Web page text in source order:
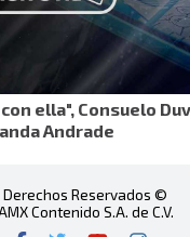
ella", Consuelo
Andrade
Derechos Reservados ©
Contenido S.A. de C.V.